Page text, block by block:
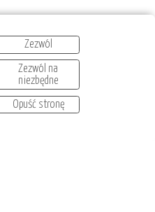
Zezwól
Zezwól na
niezbędne
Opuść stronę